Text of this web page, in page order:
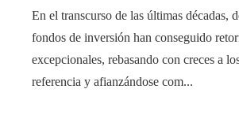
En el transcurso de las últimas décadas,
fondos de inversión han conseguido
excepcionales, rebasando con creces a
referencia y afianzándose com...